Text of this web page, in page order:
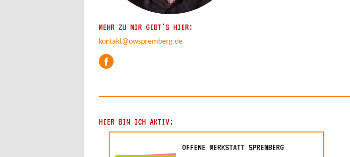
MEHR ZU MIR GIBT'S HIER:
kontakt@owspremberg.de
HIER BIN ICH AKTIV:
OFFENE WERKSTATT SPREMBERG